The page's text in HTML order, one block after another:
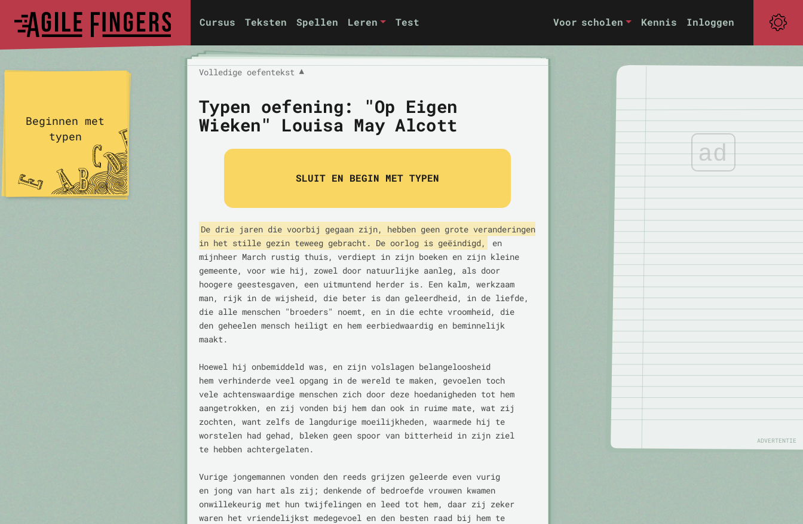
Cursus Teksten Spellen Leren Test Voor scholen Kennis Inloggen
Volledige oefentekst ▼
Typen oefening: "Op Eigen
Wieken" Louisa May Alcott
SLUIT EN BEGIN MET TYPEN
De drie jaren die voorbij gegaan zijn, hebben geen grote veranderingen
in het stille gezin teweeg gebracht. De oorlog is geëindigd,
en
mijnheer March rustig thuis, verdiept in zijn boeken en zijn kleine
gemeente, voor wie hij, zowel door natuurlijke aanleg, als door
hoogere geestesgaven, een uitmuntend herder is. Een kalm, werkzaam
man, rijk in de wijsheid, die beter is dan geleerdheid, in de liefde,
die alle menschen "broeders" noemt, en in die echte vroomheid, die
den geheelen mensch heiligt en hem eerbiedwaardig en beminnelijk
maakt.
Hoewel hij onbemiddeld was, en zijn volslagen belangeloosheid
hem verhinderde veel opgang in de wereld te maken, gevoelen toch
vele achtenswaardige menschen zich door deze hoedanigheden tot hem
aangetrokken, en zij vonden bij hem dan ook in ruime mate, wat zij
zochten, want zelfs de langdurige moeilijkheden, waarmede hij te
worstelen had gehad, bleken geen spoor van bitterheid in zijn ziel
te hebben achtergelaten.
Vurige jongemannen vonden den reeds grijzen geleerde even vurig
en jong van hart als zij; denkende of bedroefde vrouwen kwamen
onwillekeurig met hun twijfelingen en leed tot hem, daar zij zeker
waren het vriendelijkst medegevoel en den besten raad bij hem te
ad
ADVERTENTIE
Beginnen met
typen